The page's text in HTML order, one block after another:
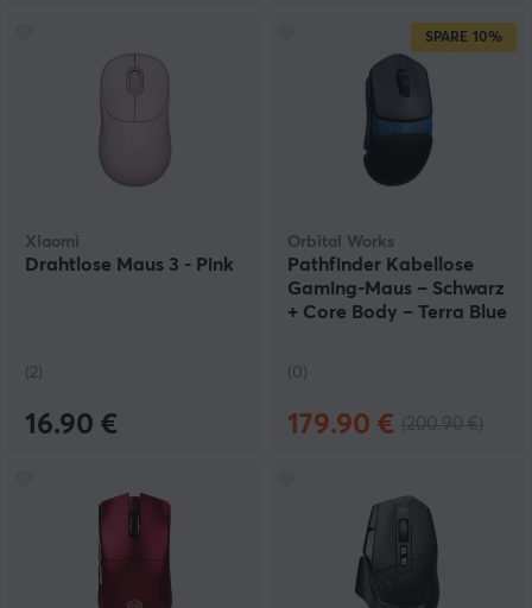
Xiaomi
Drahtlose Maus 3 - Pink
(2)
16.90 €
SPARE 10%
Orbital Works
Pathfinder Kabellose
Gaming-Maus – Schwarz
+ Core Body – Terra Blue
(0)
179.90 €